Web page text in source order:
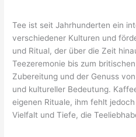
Tee ist seit Jahrhunderten ein
verschiedener Kulturen und
und Ritual, der über die Zeit
Teezeremonie bis zum
Zubereitung und der Genuss
und kultureller Bedeutung.
eigenen Rituale, ihm fehlt
Vielfalt und Tiefe, die